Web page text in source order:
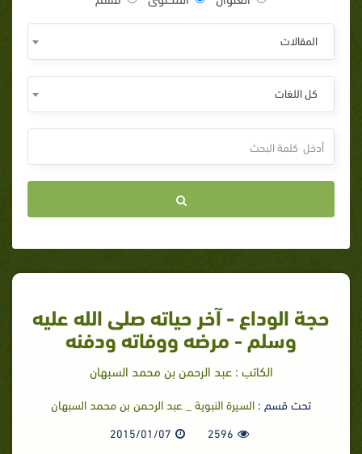
المقالات
كل اللغات
حجة الوداع - آخر حياته صلى الله عليه
وسلم - مرضه ووفاته ودفنه
الكاتب : عبد الرحمن بن محمد السبهان
تحت قسم : السيرة النبوية _ عبد الرحمن بن محمد السبهان
2596
2015/01/07